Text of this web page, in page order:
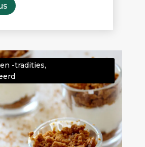
-tradities,